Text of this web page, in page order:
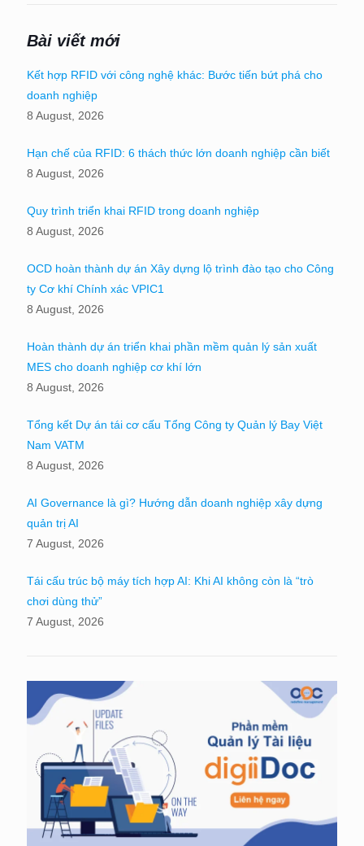
Bài viết mới
Kết hợp RFID với công nghệ khác: Bước tiến bứt phá cho
doanh nghiệp
8 August, 2026
Hạn chế của RFID: 6 thách thức lớn doanh nghiệp cần biết
8 August, 2026
Quy trình triển khai RFID trong doanh nghiệp
8 August, 2026
OCD hoàn thành dự án Xây dựng lộ trình đào tạo cho Công
ty Cơ khí Chính xác VPIC1
8 August, 2026
Hoàn thành dự án triển khai phần mềm quản lý sản xuất
MES cho doanh nghiệp cơ khí lớn
8 August, 2026
Tổng kết Dự án tái cơ cấu Tổng Công ty Quản lý Bay Việt
Nam VATM
8 August, 2026
AI Governance là gì? Hướng dẫn doanh nghiệp xây dựng
quản trị AI
7 August, 2026
Tái cấu trúc bộ máy tích hợp AI: Khi AI không còn là “trò
chơi dùng thử”
7 August, 2026